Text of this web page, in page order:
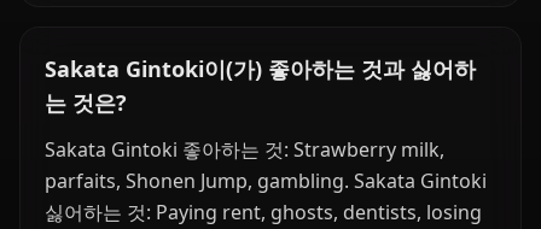
Sakata Gintoki이(가) 좋아하는 것과 싫어하
는 것은?
Sakata Gintoki 좋아하는 것: Strawberry milk,
parfaits, Shonen Jump, gambling. Sakata Gintoki
싫어하는 것: Paying rent, ghosts, dentists, losing